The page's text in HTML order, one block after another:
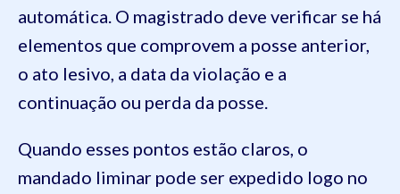
automática. O magistrado deve verificar se há
elementos que comprovem a posse anterior,
o ato lesivo, a data da violação e a
continuação ou perda da posse.
Quando esses pontos estão claros, o
mandado liminar pode ser expedido logo no